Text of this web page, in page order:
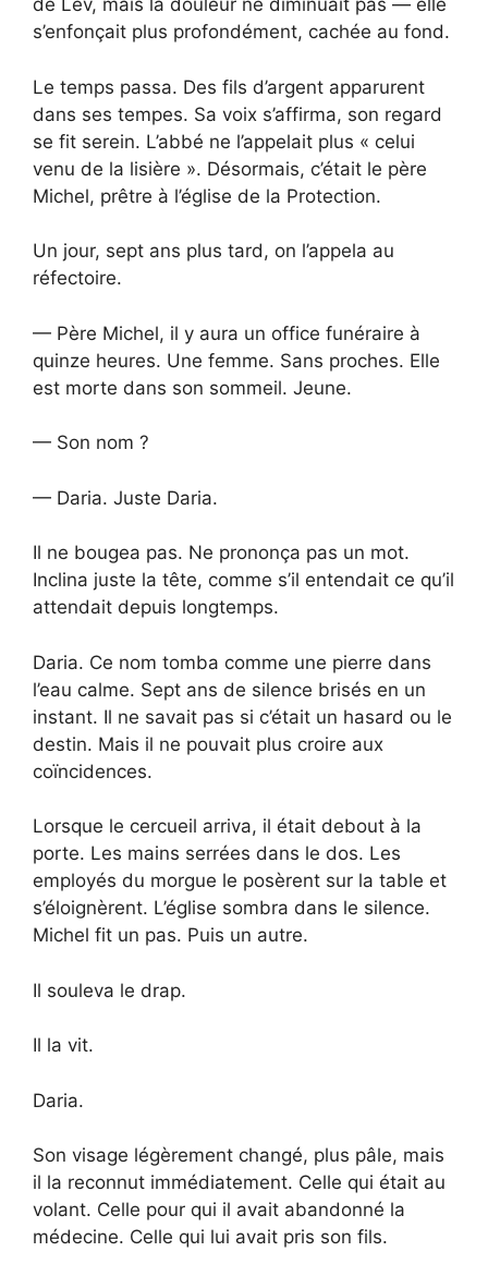
de Lev, mais la douleur ne diminuait pas — elle
s’enfonçait plus profondément, cachée au fond.
Le temps passa. Des fils d’argent apparurent
dans ses tempes. Sa voix s’affirma, son regard
se fit serein. L’abbé ne l’appelait plus « celui
venu de la lisière ». Désormais, c’était le père
Michel, prêtre à l’église de la Protection.
Un jour, sept ans plus tard, on l’appela au
réfectoire.
— Père Michel, il y aura un office funéraire à
quinze heures. Une femme. Sans proches. Elle
est morte dans son sommeil. Jeune.
— Son nom ?
— Daria. Juste Daria.
Il ne bougea pas. Ne prononça pas un mot.
Inclina juste la tête, comme s’il entendait ce qu’il
attendait depuis longtemps.
Daria. Ce nom tomba comme une pierre dans
l’eau calme. Sept ans de silence brisés en un
instant. Il ne savait pas si c’était un hasard ou le
destin. Mais il ne pouvait plus croire aux
coïncidences.
Lorsque le cercueil arriva, il était debout à la
porte. Les mains serrées dans le dos. Les
employés du morgue le posèrent sur la table et
s’éloignèrent. L’église sombra dans le silence.
Michel fit un pas. Puis un autre.
Il souleva le drap.
Il la vit.
Daria.
Son visage légèrement changé, plus pâle, mais
il la reconnut immédiatement. Celle qui était au
volant. Celle pour qui il avait abandonné la
médecine. Celle qui lui avait pris son fils.